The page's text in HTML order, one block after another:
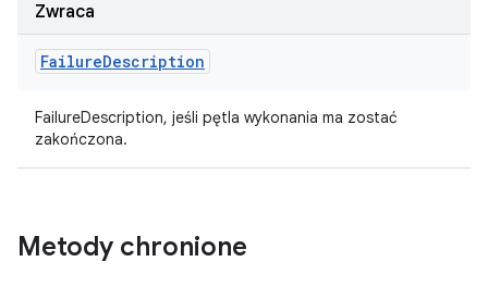
Zwraca
FailureDescription
FailureDescription, jeśli pętla wykonania ma zostać
zakończona.
Metody chronione